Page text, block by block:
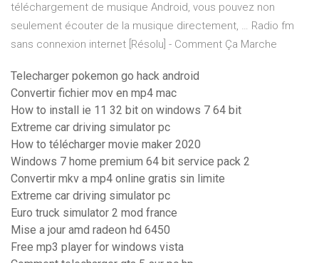
téléchargement de musique Android, vous pouvez non
seulement écouter de la musique directement, … Radio fm
sans connexion internet [Résolu] - Comment Ça Marche
Telecharger pokemon go hack android
Convertir fichier mov en mp4 mac
How to install ie 11 32 bit on windows 7 64 bit
Extreme car driving simulator pc
How to télécharger movie maker 2020
Windows 7 home premium 64 bit service pack 2
Convertir mkv a mp4 online gratis sin limite
Extreme car driving simulator pc
Euro truck simulator 2 mod france
Mise a jour amd radeon hd 6450
Free mp3 player for windows vista